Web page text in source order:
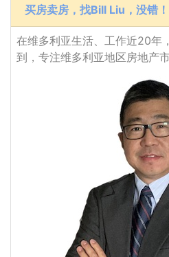
买房卖房，找Bill Liu，没错！
在维多利亚生活、工作近20年
到，专注维多利亚地区房地产市